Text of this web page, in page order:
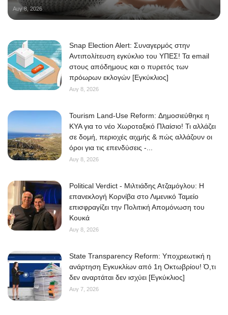
Αυγ 8, 2026
Snap Election Alert: Συναγερμός στην
Αντιπολίτευση εγκύκλιο του ΥΠΕΣ! Τα email
στους απόδημους και ο πυρετός των
πρόωρων εκλογών [Εγκύκλιος]
Αυγ 8, 2026
Tourism Land-Use Reform: Δημοσιεύθηκε η
ΚΥΑ για το νέο Χωροταξικό Πλαίσιο! Τι αλλάζει
σε δομή, περιοχές αιχμής & πώς αλλάζουν οι
όροι για τις επενδύσεις -...
Αυγ 8, 2026
Political Verdict - Μιλτιάδης Ατζαμόγλου: Η
επανεκλογή Κορνίβα στο Λιμενικό Ταμείο
επισφραγίζει την Πολιτική Απομόνωση του
Κουκά
Αυγ 8, 2026
State Transparency Reform: Υποχρεωτική η
ανάρτηση Εγκυκλίων από 1η Οκτωβρίου! Ό,τι
δεν αναρτάται δεν ισχύει [Εγκύκλιος]
Αυγ 7, 2026